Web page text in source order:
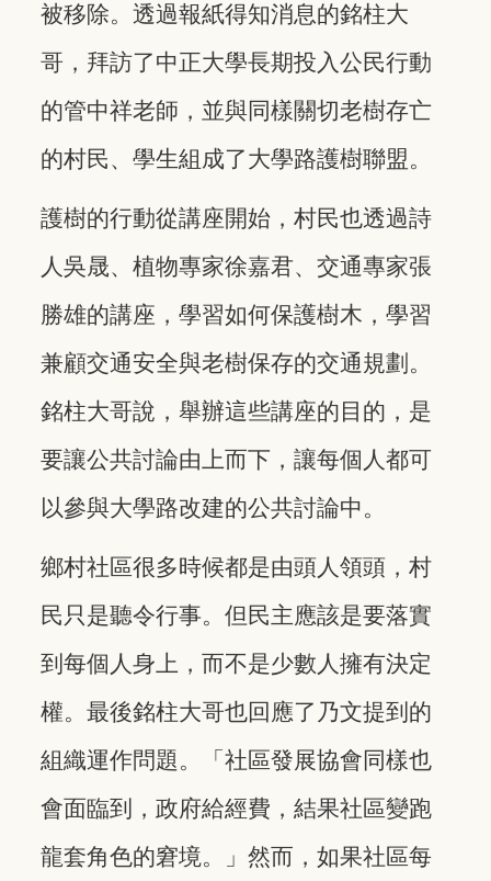
被移除。透過報紙得知消息的銘柱大
哥，拜訪了中正大學長期投入公民行動
的管中祥老師，並與同樣關切老樹存亡
的村民、學生組成了大學路護樹聯盟。
護樹的行動從講座開始，村民也透過詩
人吳晟、植物專家徐嘉君、交通專家張
勝雄的講座，學習如何保護樹木，學習
兼顧交通安全與老樹保存的交通規劃。
銘柱大哥說，舉辦這些講座的目的，是
要讓公共討論由上而下，讓每個人都可
以參與大學路改建的公共討論中。
鄉村社區很多時候都是由頭人領頭，村
民只是聽令行事。但民主應該是要落實
到每個人身上，而不是少數人擁有決定
權。最後銘柱大哥也回應了乃文提到的
組織運作問題。「社區發展協會同樣也
會面臨到，政府給經費，結果社區變跑
龍套角色的窘境。」然而，如果社區每